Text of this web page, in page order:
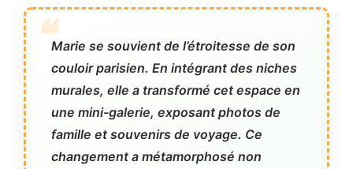
Marie se souvient de l’étroitesse de son
couloir parisien. En intégrant des niches
murales, elle a transformé cet espace en
une mini-galerie, exposant photos de
famille et souvenirs de voyage. Ce
changement a métamorphosé non